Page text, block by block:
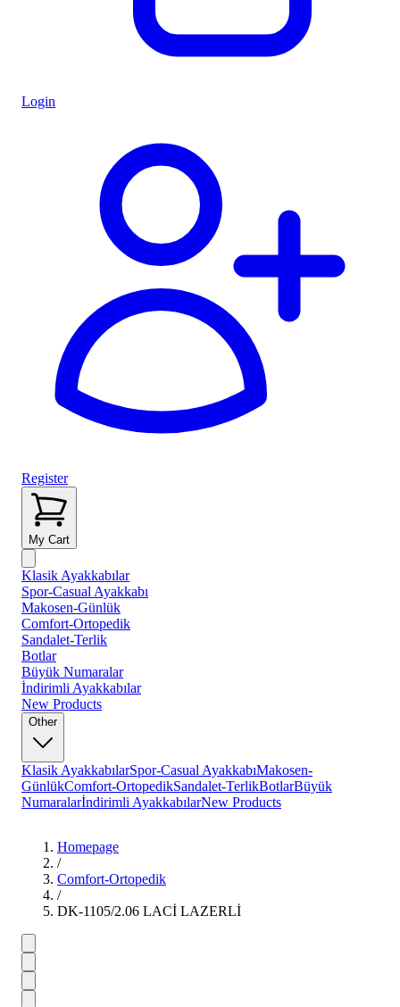
Login
Register
My Cart
Klasik Ayakkabılar
Spor-Casual Ayakkabı
Makosen-Günlük
Comfort-Ortopedik
Sandalet-Terlik
Botlar
Büyük Numaralar
İndirimli Ayakkabılar
New Products
Other
Klasik AyakkabılarSpor-Casual AyakkabıMakosen-
GünlükComfort-OrtopedikSandalet-TerlikBotlarBüyük
Numaralarİndirimli AyakkabılarNew Products
Homepage
/
Comfort-Ortopedik
/
DK-1105/2.06 LACİ LAZERLİ